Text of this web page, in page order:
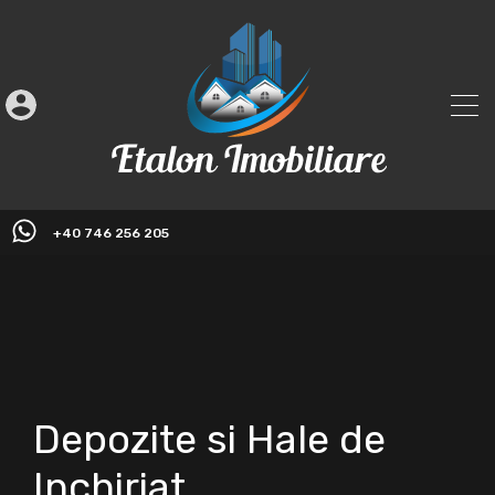
+40 746 256 205
Depozite si Hale de